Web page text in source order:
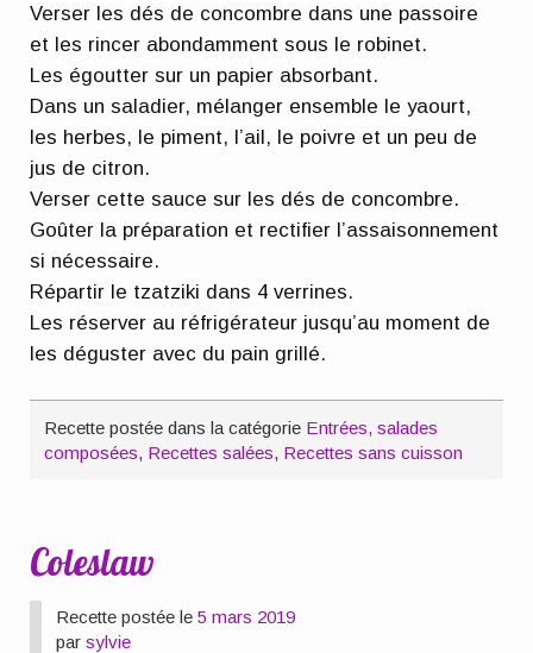
Verser les dés de concombre dans une passoire
et les rincer abondamment sous le robinet.
Les égoutter sur un papier absorbant.
Dans un saladier, mélanger ensemble le yaourt,
les herbes, le piment, l’ail, le poivre et un peu de
jus de citron.
Verser cette sauce sur les dés de concombre.
Goûter la préparation et rectifier l’assaisonnement
si nécessaire.
Répartir le tzatziki dans 4 verrines.
Les réserver au réfrigérateur jusqu’au moment de
les déguster avec du pain grillé.
Recette postée dans la catégorie Entrées, salades
composées, Recettes salées, Recettes sans cuisson
Coleslaw
Recette postée le5 mars 2019
parsylvie